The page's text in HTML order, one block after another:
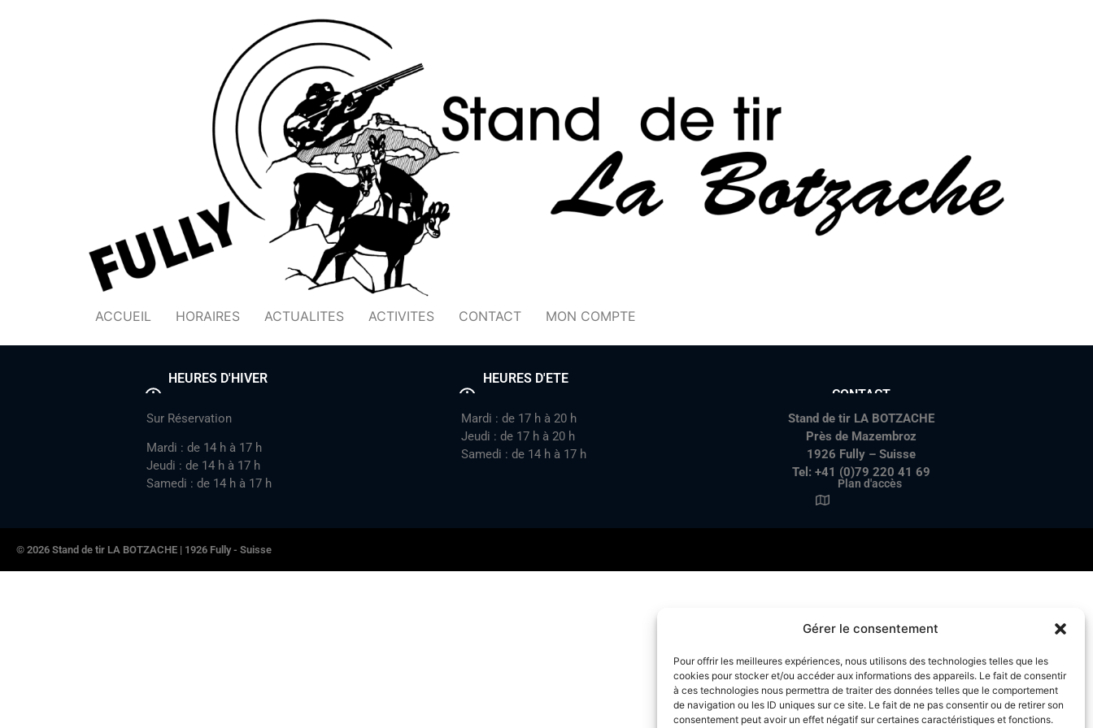
Gérer le consentement
Pour offrir les meilleures expériences, nous utilisons des technologies telles que les
cookies pour stocker et/ou accéder aux informations des appareils. Le fait de consentir
à ces technologies nous permettra de traiter des données telles que le comportement
de navigation ou les ID uniques sur ce site. Le fait de ne pas consentir ou de retirer son
consentement peut avoir un effet négatif sur certaines caractéristiques et fonctions.
ACCUEIL HORAIRES ACTUALITES ACTIVITES CONTACT MON COMPTE
HEURES D'HIVER
HEURES D'ETE
CONTACT
Sur Réservation
Mardi : de 14 h à 17 h
Jeudi : de 14 h à 17 h
Samedi : de 14 h à 17 h
Mardi : de 17 h à 20 h
Jeudi : de 17 h à 20 h
Samedi : de 14 h à 17 h
Stand de tir LA BOTZACHE
Près de Mazembroz
1926 Fully – Suisse
Tel: +41 (0)79 220 41 69
Plan d'accès
© 2026 Stand de tir LA BOTZACHE | 1926 Fully - Suisse